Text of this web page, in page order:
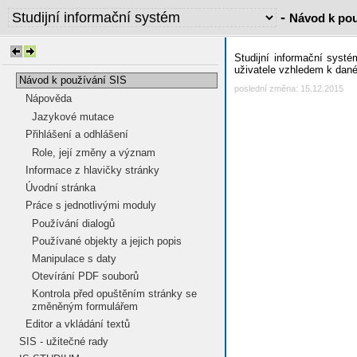
- Návod k
Návod k používání SIS
Nápověda
Jazykové mutace
Přihlášení a odhlášení
Role, její změny a význam
Informace z hlavičky stránky
Úvodní stránka
Práce s jednotlivými moduly
Používání dialogů
Používané objekty a jejich popis
Manipulace s daty
Otevírání PDF souborů
Kontrola před opuštěním stránky se
změněným formulářem
Editor a vkládání textů
SIS - užitečné rady
Studijní informační
uživatele vzhledem k
poslední změna: 15.12.2015